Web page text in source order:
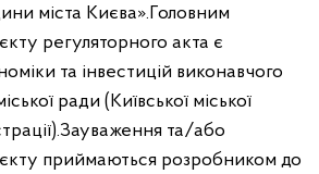
міста Києва».Головним
регуляторного акта є
та інвестицій виконавчого
ради (Київської міської
Зауваження та/або
приймаються розробником до